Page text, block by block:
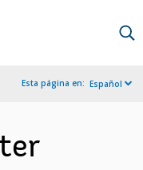
Esta página en: Español